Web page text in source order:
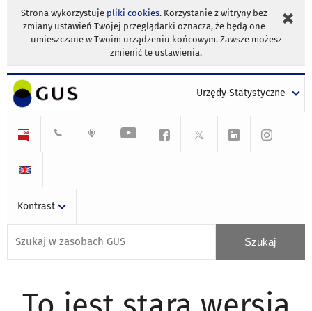
Strona wykorzystuje pliki cookies. Korzystanie z witryny bez
zmiany ustawień Twojej przeglądarki oznacza, że będą one
umieszczane w Twoim urządzeniu końcowym. Zawsze możesz
zmienić te ustawienia.
Urzędy Statystyczne
Kontrast